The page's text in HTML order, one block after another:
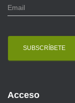
E
m
Acceso